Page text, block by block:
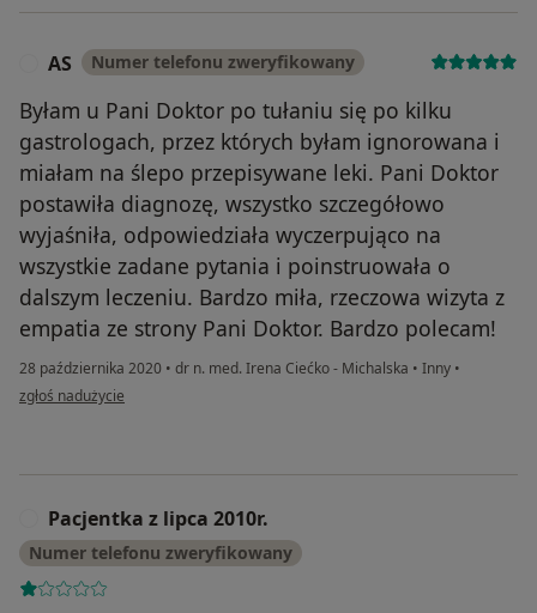
AS Numer telefonu zweryfikowany
Byłam u Pani Doktor po tułaniu się po kilku
gastrologach, przez których byłam ignorowana i
miałam na ślepo przepisywane leki. Pani Doktor
postawiła diagnozę, wszystko szczegółowo
wyjaśniła, odpowiedziała wyczerpująco na
wszystkie zadane pytania i poinstruowała o
dalszym leczeniu. Bardzo miła, rzeczowa wizyta z
empatia ze strony Pani Doktor. Bardzo polecam!
28 października 2020 • dr n. med. Irena Ciećko - Michalska • Inny •
w opinii użytkownika AS
zgłoś nadużycie
Pacjentka z lipca 2010r.
Numer telefonu zweryfikowany